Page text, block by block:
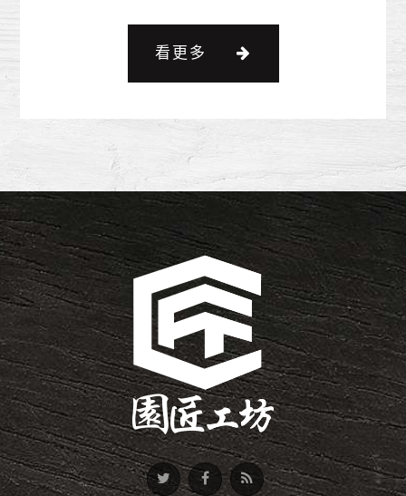
添加自然溫馨氛圍。
20個最多人喜愛的南方松停車
棚設計
15個你也會喜歡的木頭南方松
停車棚設計
南，精選作品集帶你探索質感生
活。
【苗栗/苑裡】今天又來分享一
個也是渡假農莊行動木屋延伸架
高觀景露台案子。
【楊梅-秀才路】 法蘭朶社區 連
多戶 運用南方松木頭打造一座
舒適又溫暖的空間
08-17
【大園-科一路】車庫採光罩|南
方松打造戶外停車棚為愛車贏面
子的絕美設計~
看更多